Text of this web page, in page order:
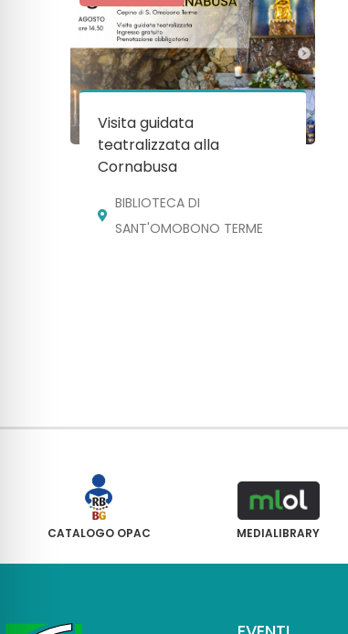
Visita guidata
teatralizzata alla
Cornabusa
BIBLIOTECA DI
SANT'OMOBONO TERME
CATALOGO OPAC MEDIALIBRARY